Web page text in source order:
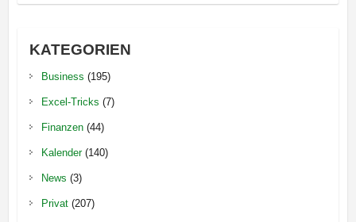
KATEGORIEN
Business (195)
Excel-Tricks (7)
Finanzen(44)
Kalender(140)
News (3)
Privat(207)